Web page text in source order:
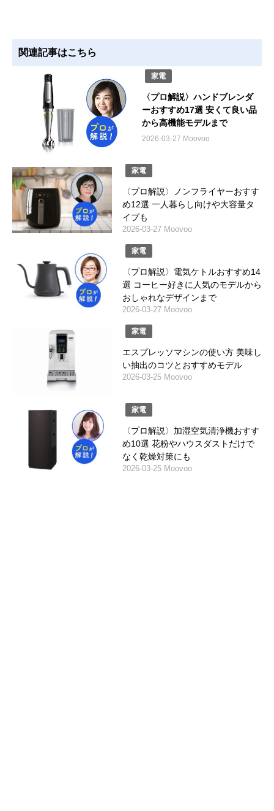
関連記事はこちら
家電
〈プロ解説〉ハンドブレンダ
ーおすすめ17選 安くて良い品
から高機能モデルまで
2026-03-27 Moovoo
家電
〈プロ解説〉ノンフライヤーおすす
め12選 一人暮らし向けや大容量タ
イプも
2026-03-27 Moovoo
家電
〈プロ解説〉電気ケトルおすすめ14
選 コーヒー好きに人気のモデルから
おしゃれなデザインまで
2026-03-27 Moovoo
家電
エスプレッソマシンの使い方 美味し
い抽出のコツとおすすめモデル
2026-03-25 Moovoo
家電
〈プロ解説〉加湿空気清浄機おすす
め10選 花粉やハウスダストだけで
なく乾燥対策にも
2026-03-25 Moovoo